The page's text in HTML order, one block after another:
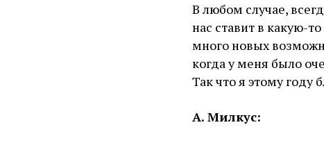
В любом случае,
нас ставит в какую-
много новых
когда у меня было
Так что я этому году
А. Милкус: